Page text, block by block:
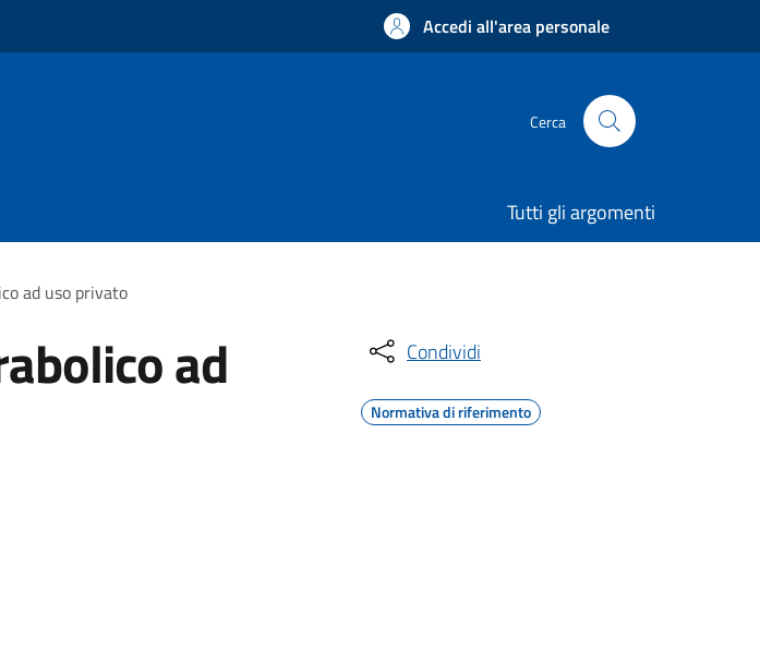
Accedi all'area personale
Cerca
Tutti gli argomenti
ad uso privato
ad Condividi
Normativa di riferimento